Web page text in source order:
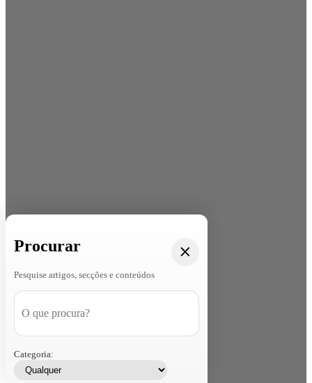
Procurar
Pesquise artigos, secções e conteúdos
Categoria: